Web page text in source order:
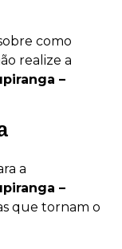
como
realize a
–
a
–
que tornam o